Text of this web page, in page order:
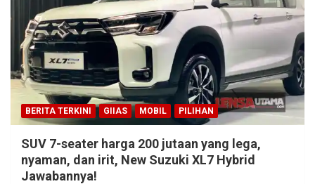
BERITA TERKINI GIIAS MOBIL PILIHAN
SUV 7-seater harga 200 jutaan yang lega,
nyaman, dan irit, New Suzuki XL7 Hybrid
Jawabannya!